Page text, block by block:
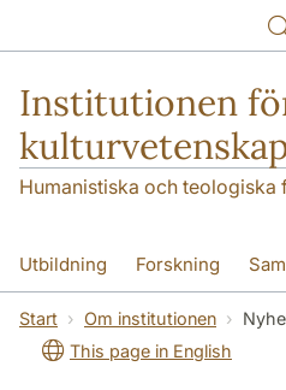
Institutionen
Humanistiska och teologiska
Utbildning Forskning
Om institutionen Kontakt
Start Om institutionen
This page in English